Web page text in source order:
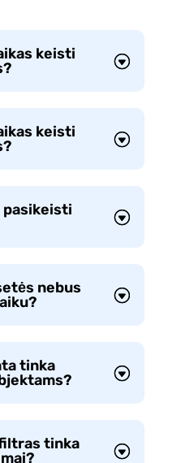
keisti
keisti
pasikeisti
nebus
tinka
tinka